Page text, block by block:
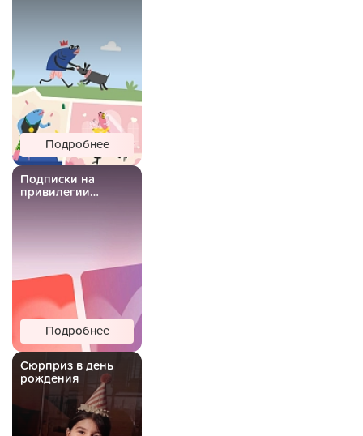
Подробнее
Подписки на
привилегии
Подробнее
Сюрприз в день
рождения